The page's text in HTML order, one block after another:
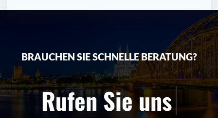
BRAUCHEN SIE SCHNELLE BERATUNG?
Rufen Sie uns